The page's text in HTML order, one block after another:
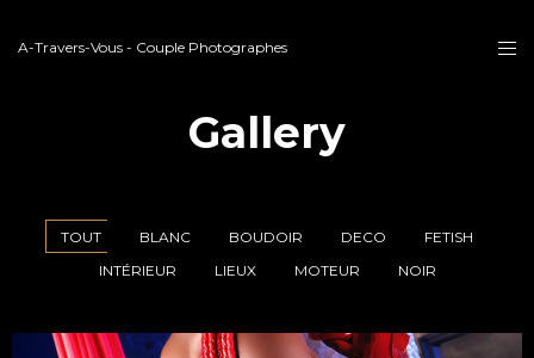
A-Travers-Vous - Couple Photographes
Gallery
TOUT BLANC BOUDOIR DECO
FETISH
INTÉRIEUR
LIEUX MOTEUR NOIR